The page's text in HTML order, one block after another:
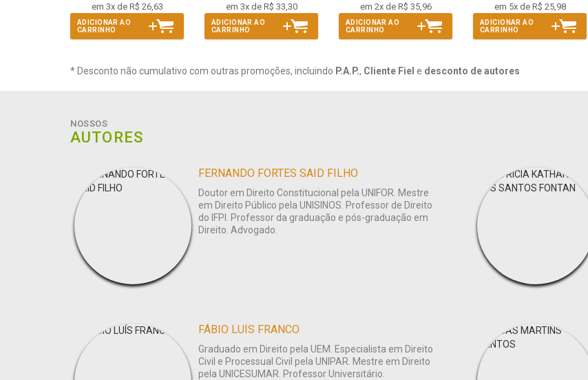
em 3x de R$ 26,63
ADICIONAR AO
CARRINHO
em 3x de R$ 33,30
ADICIONAR AO
CARRINHO
em 2x de R$ 35,96
ADICIONAR AO
CARRINHO
em 5x de R$ 25,98
ADICIONAR AO
CARRINHO
* Desconto não cumulativo com outras promoções, incluindo P.A.P., Cliente Fiel e desconto de autores
NOSSOS
AUTORES
FERNANDO FORTES SAID FILHO
Doutor em Direito Constitucional pela UNIFOR. Mestre
em Direito Público pela UNISINOS. Professor de Direito
do IFPI. Professor da graduação e pós-graduação em
Direito. Advogado.
FÁBIO LUÍS FRANCO
Graduado em Direito pela UEM. Especialista em Direito
Civil e Processual Civil pela UNIPAR. Mestre em Direito
pela UNICESUMAR. Professor Universitário.